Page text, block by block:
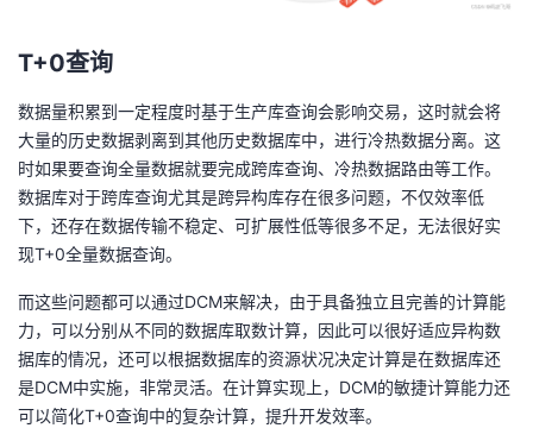
T+0查询
数据量积累到一定程度时基于生产库查询会影响交易，这时就会将
大量的历史数据剥离到其他历史数据库中，进行冷热数据分离。这
时如果要查询全量数据就要完成跨库查询、冷热数据路由等工作。
数据库对于跨库查询尤其是跨异构库存在很多问题，不仅效率低
下，还存在数据传输不稳定、可扩展性低等很多不足，无法很好实
现T+0全量数据查询。
而这些问题都可以通过DCM来解决，由于具备独立且完善的计算能
力，可以分别从不同的数据库取数计算，因此可以很好适应异构数
据库的情况，还可以根据数据库的资源状况决定计算是在数据库还
是DCM中实施，非常灵活。在计算实现上，DCM的敏捷计算能力还
可以简化T+0查询中的复杂计算，提升开发效率。